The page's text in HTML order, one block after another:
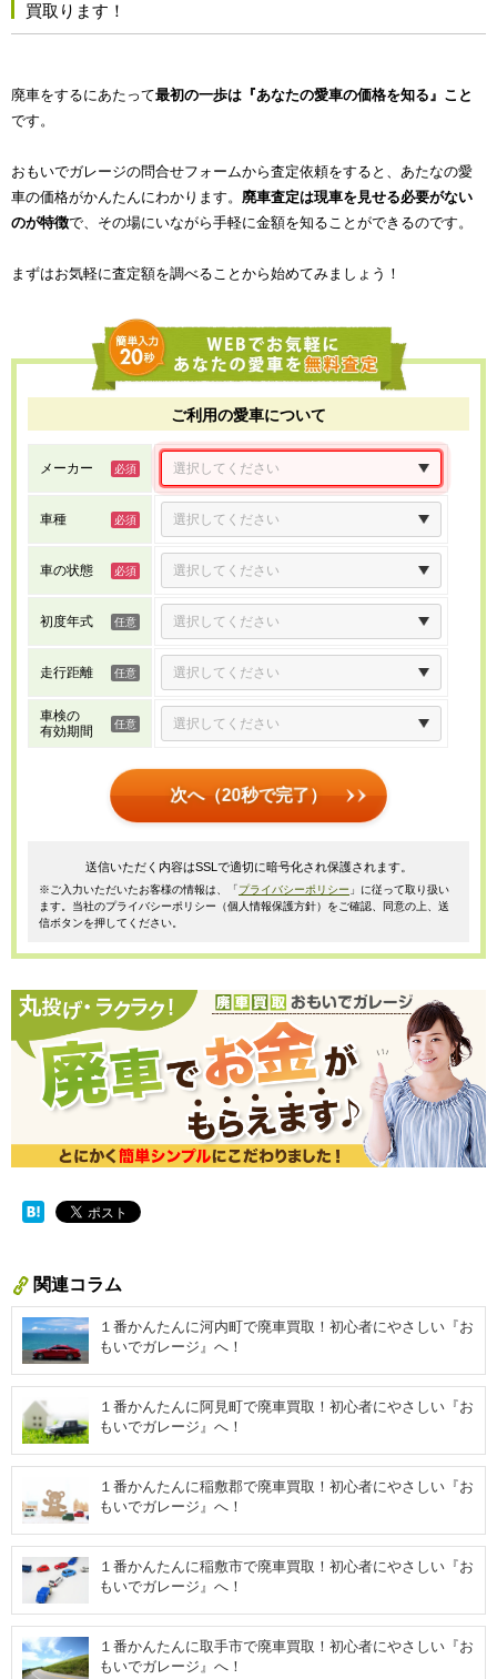
買取ります！
廃車をするにあたって最初の一歩は『あなたの愛車の価格を知る』こと
です。
おもいでガレージの問合せフォームから査定依頼をすると、あたなの愛
車の価格がかんたんにわかります。 廃車査定は現車を見せる必要がない
のが特徴で、その場にいながら手軽に金額を知ることができるのです。
まずはお気軽に査定額を調べることから始めてみましょう！
ご利用の愛車について
メーカー
車種
車の状態
初度年式
走行距離
車検の
有効期間
次へ（20秒で完了）
送信いただく内容はSSLで適切に暗号化され保護されます。
※ご入力いただいたお客様の情報は、「プライバシーポリシー 」に従って取り扱い
ます。当社のプライバシーポリシー（個人情報保護方針）をご確認、同意の上、送
信ボタンを押してください。
関連コラム
１番かんたんに河内町で廃車買取！初心者にやさしい『お
もいでガレージ』へ！
１番かんたんに阿見町で廃車買取！初心者にやさしい『お
もいでガレージ』へ！
１番かんたんに稲敷郡で廃車買取！初心者にやさしい『お
もいでガレージ』へ！
１番かんたんに稲敷市で廃車買取！初心者にやさしい『お
もいでガレージ』へ！
１番かんたんに取手市で廃車買取！初心者にやさしい『お
もいでガレージ』へ！